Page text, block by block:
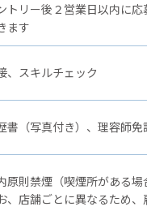
トリー後２営業日以内に
ます
、スキルチェック
書（写真付き）、理容師免
原則禁煙（喫煙所がある場
、店舗ごとに異なるため